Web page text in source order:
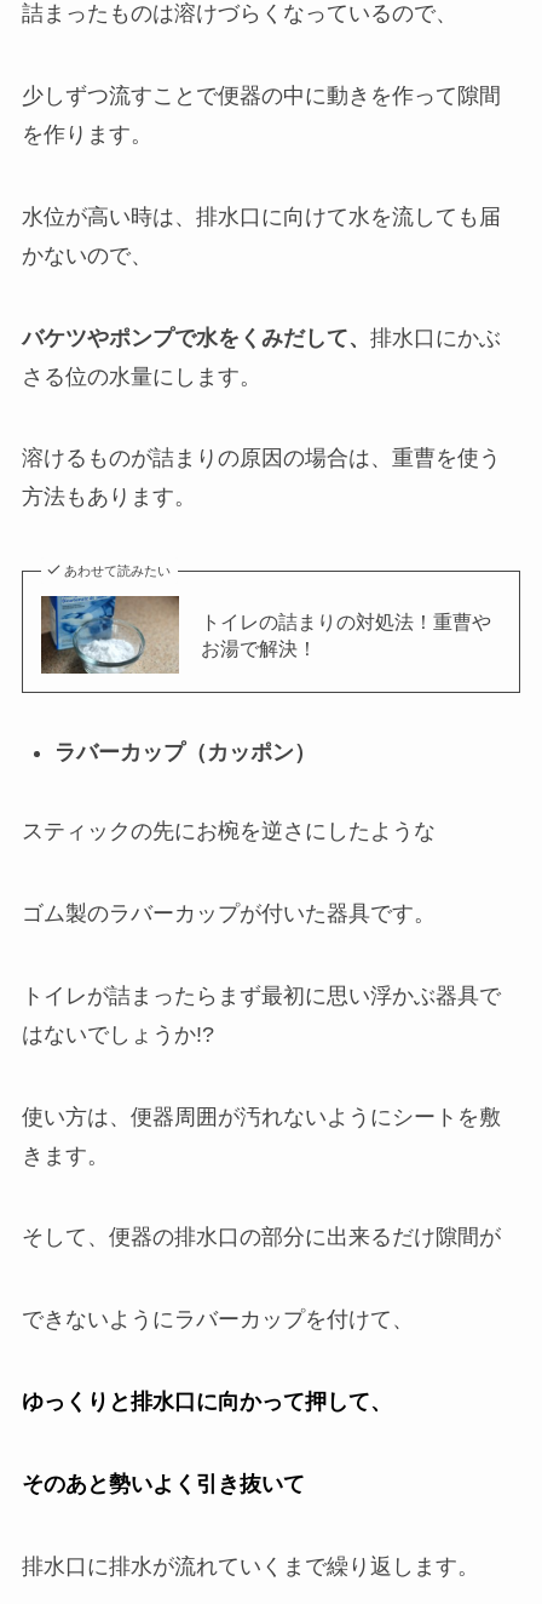
詰まったものは溶けづらくなっているので、
少しずつ流すことで便器の中に動きを作って隙間
を作ります。
水位が高い時は、排水口に向けて水を流しても届
かないので、
バケツやポンプで水をくみだして、 排水口にかぶ
さる位の水量にします。
溶けるものが詰まりの原因の場合は、重曹を使う
方法もあります。
あわせて読みたい
トイレの詰まりの対処法！重曹や
お湯で解決！
ラバーカップ（カッポン）
スティックの先にお椀を逆さにしたような
ゴム製のラバーカップが付いた器具です。
トイレが詰まったらまず最初に思い浮かぶ器具で
はないでしょうか!?
使い方は、便器周囲が汚れないようにシートを敷
きます。
そして、便器の排水口の部分に出来るだけ隙間が
できないようにラバーカップを付けて、
ゆっくりと排水口に向かって押して、
そのあと勢いよく引き抜いて
排水口に排水が流れていくまで繰り返します。